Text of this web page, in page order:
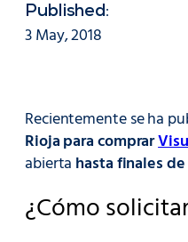
Published:
3 May, 2018
Recientemente se ha
Rioja para comprar
abierta hasta finales de
¿Cómo